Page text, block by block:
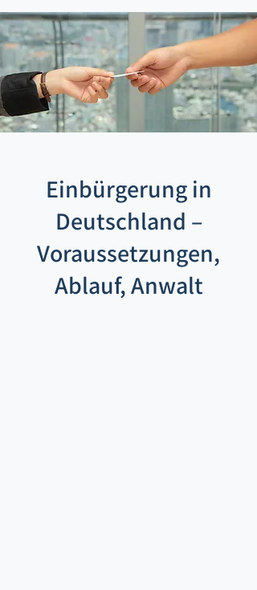
Einbürgerung in
Deutschland –
Voraussetzungen,
Ablauf, Anwalt